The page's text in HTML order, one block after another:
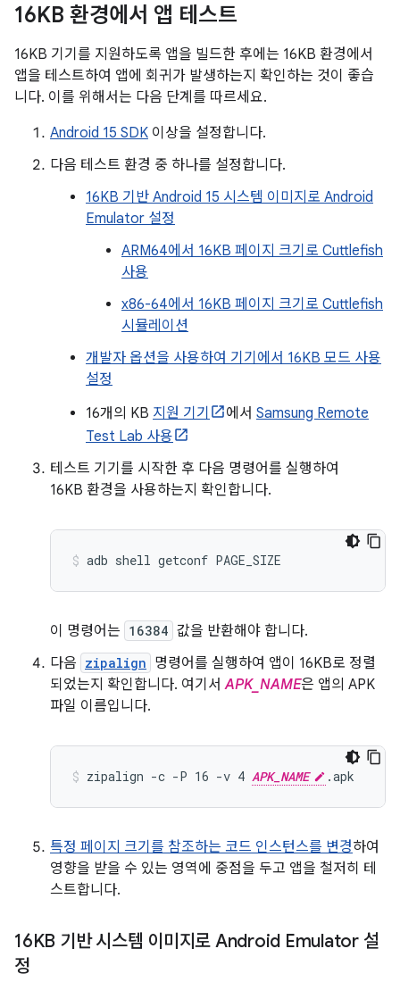
16KB 환경에서 앱 테스트
16KB 기기를 지원하도록 앱을 빌드한 후에는 16KB 환경에서
앱을 테스트하여 앱에 회귀가 발생하는지 확인하는 것이 좋습
니다. 이를 위해서는 다음 단계를 따르세요.
Android 15 SDK 이상을 설정합니다.
다음 테스트 환경 중 하나를 설정합니다.
16KB 기반 Android 15 시스템 이미지로 Android
Emulator 설정
ARM64에서 16KB 페이지 크기로 Cuttlefish
사용
x86-64에서 16KB 페이지 크기로 Cuttlefish
시뮬레이션
개발자 옵션을 사용하여 기기에서 16KB 모드 사용
설정
16개의 KB 지원 기기 에서 Samsung Remote
Test Lab 사용
테스트 기기를 시작한 후 다음 명령어를 실행하여
16KB 환경을 사용하는지 확인합니다.
이 명령어는 16384 값을 반환해야 합니다.
다음 zipalign 명령어를 실행하여 앱이 16KB로 정렬
되었는지 확인합니다. 여기서APK_NAME은 앱의 APK
파일 이름입니다.
zipalign -c -P 16 -v 4 APK_NAME
특정 페이지 크기를 참조하는 코드 인스턴스를 변경하여
영향을 받을 수 있는 영역에 중점을 두고 앱을 철저히 테
스트합니다.
16KB 기반 시스템 이미지로 Android Emulator 설
정